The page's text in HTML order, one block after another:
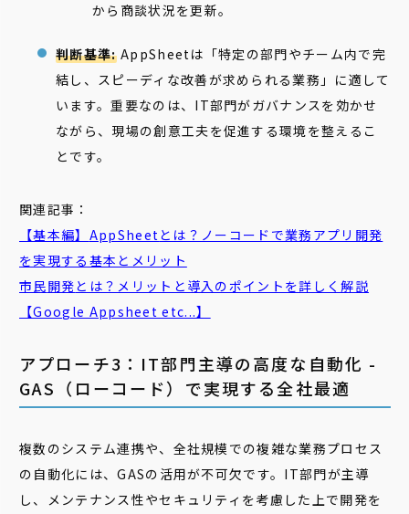
から商談状況を更新。
判断基準:AppSheetは「特定の部門やチーム内で完
結し、スピーディな改善が求められる業務」に適して
います。重要なのは、IT部門がガバナンスを効かせ
ながら、現場の創意工夫を促進する環境を整えるこ
とです。
関連記事：
【基本編】 AppSheetとは？ノーコードで業務アプリ開発
を実現する基本とメリット
市民開発とは？メリットと導入のポイントを詳しく解説
【Google Appsheet etc...】
アプローチ3：IT部門主導の高度な自動化 -
GAS（ローコード）で実現する全社最適
複数のシステム連携や、全社規模での複雑な業務プロセス
の自動化には、GASの活用が不可欠です。IT部門が主導
し、メンテナンス性やセキュリティを考慮した上で開発を